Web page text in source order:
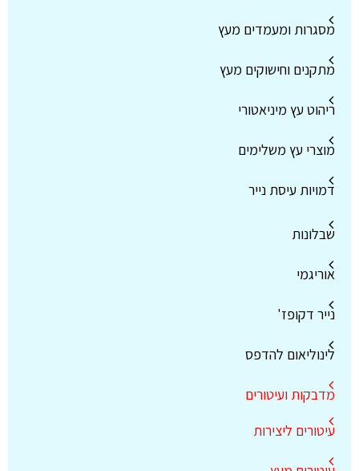
מסגרות ומעמדים מעץ
מתקנים וחישוקים מעץ
ריהוט עץ מיניאטורי
מוצרי עץ משלימים
דמויות עיסת נייר
שבלונות
אוריגמי
נייר דקופז'
לינוליאום להדפס
מדבקות ועיטורים
עיטורים ליצירות